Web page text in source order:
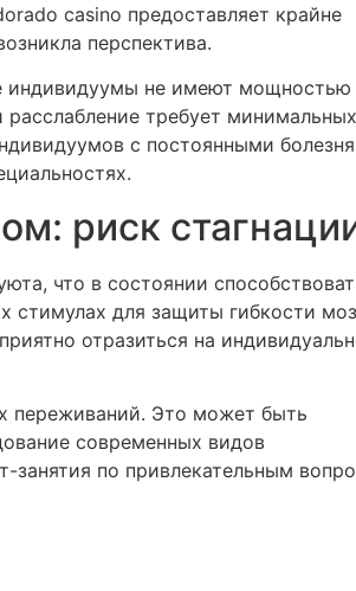
casino предоставляет крайне
перспектива.
индивидуумы не имеют мощностью
требует минимальных
с постоянными
риск
что в состоянии
стимулах для защиты гибкости
отразиться на
переживаний. Это может быть
современных видов
занятия по привлекательным